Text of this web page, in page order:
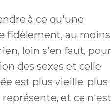
à ce qu'une
fidèlement, au moins
loin s'en faut, pour
des sexes et celle
est plus vieille, plus
et ce n'est